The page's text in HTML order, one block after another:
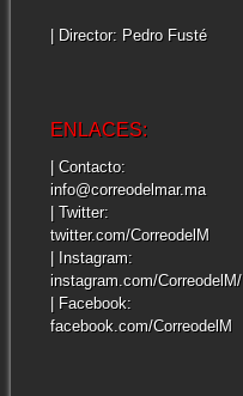
| Director: Pedro Fusté
ENLACES:
| Contacto:
info@correodelmar.ma
| Twitter:
twitter.com/CorreodelM
| Instagram:
instagram.com/CorreodelM/
| Facebook:
facebook.com/CorreodelM